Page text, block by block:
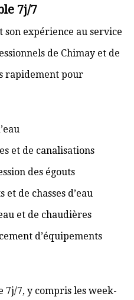
7j/7
expérience au service
de Chimay et de
rapidement pour
et de canalisations
des égouts
de chasses d’eau
et de chaudières
d’équipements
7j/7, y compris les week-